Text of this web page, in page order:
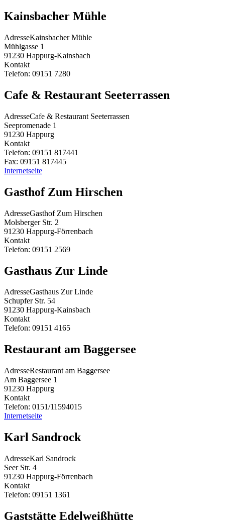
Kainsbacher Mühle
AdresseKainsbacher Mühle
Mühlgasse 1
91230 Happurg-Kainsbach
Kontakt
Telefon: 09151 7280
Cafe & Restaurant Seeterrassen
AdresseCafe & Restaurant Seeterrassen
Seepromenade 1
91230 Happurg
Kontakt
Telefon: 09151 817441
Fax: 09151 817445
Internetseite
Gasthof Zum Hirschen
AdresseGasthof Zum Hirschen
Molsberger Str. 2
91230 Happurg-Förrenbach
Kontakt
Telefon: 09151 2569
Gasthaus Zur Linde
AdresseGasthaus Zur Linde
Schupfer Str. 54
91230 Happurg-Kainsbach
Kontakt
Telefon: 09151 4165
Restaurant am Baggersee
AdresseRestaurant am Baggersee
Am Baggersee 1
91230 Happurg
Kontakt
Telefon: 0151/11594015
Internetseite
Karl Sandrock
AdresseKarl Sandrock
Seer Str. 4
91230 Happurg-Förrenbach
Kontakt
Telefon: 09151 1361
Gaststätte Edelweißhütte